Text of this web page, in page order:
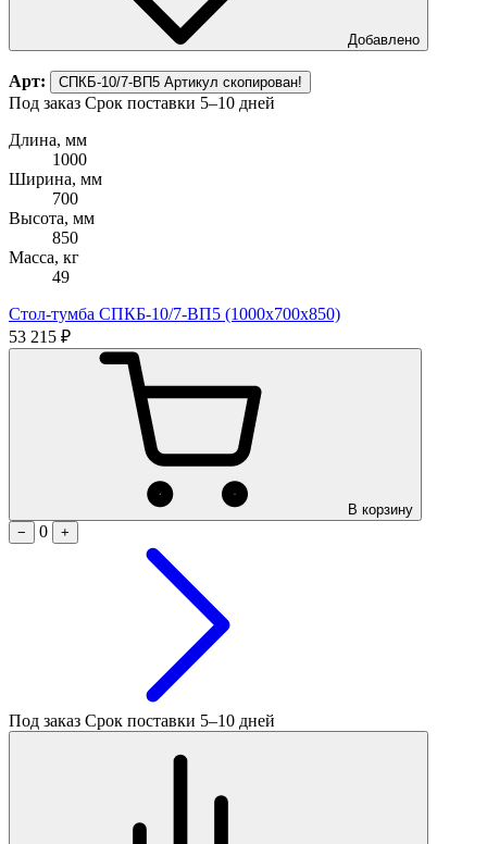
Добавлено
Арт: СПКБ-10/7-ВП5 Артикул скопирован!
Под заказ Срок поставки 5–10 дней
Длина, мм
1000
Ширина, мм
700
Высота, мм
850
Масса, кг
49
Стол-тумба СПКБ-10/7-ВП5 (1000х700х850)
53 215 ₽
В корзину
−
0 +
Под заказ Срок поставки 5–10 дней